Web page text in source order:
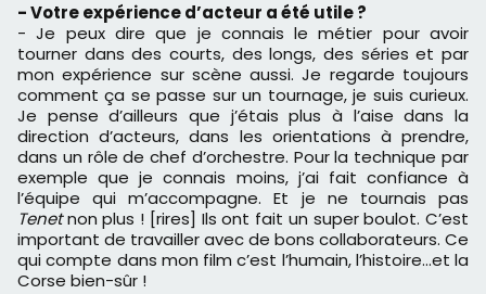
- Votre expérience d’acteur a été utile ?
- Je peux dire que je connais le métier pour avoir
tourner dans des courts, des longs, des séries et par
mon expérience sur scène aussi. Je regarde toujours
comment ça se passe sur un tournage, je suis curieux.
Je pense d’ailleurs que j’étais plus à l’aise dans la
direction d’acteurs, dans les orientations à prendre,
dans un rôle de chef d’orchestre. Pour la technique par
exemple que je connais moins, j’ai fait confiance à
l’équipe qui m’accompagne. Et je ne tournais pas
Tenetnon plus ! [rires] Ils ont fait un super boulot. C’est
important de travailler avec de bons collaborateurs. Ce
qui compte dans mon film c’est l’humain, l’histoire…et la
Corse bien-sûr !